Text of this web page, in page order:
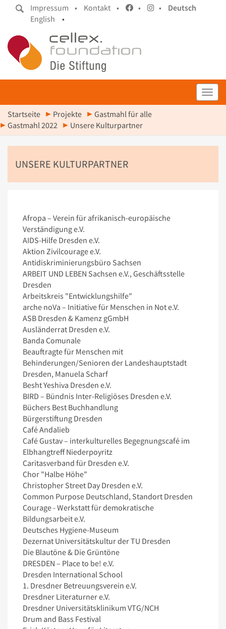
Impressum • Kontakt • • •
Deutsch
English
•
Startseite Projekte
Gastmahl für alle
Gastmahl 2022
Unsere Kulturpartner
UNSERE KULTURPARTNER
Afropa – Verein für afrikanisch-europäische
Verständigung e.V.
AIDS-Hilfe Dresden e.V.
Aktion Zivilcourage e.V.
Antidiskriminierungsbüro Sachsen
ARBEIT UND LEBEN Sachsen e.V., Geschäftsstelle
Dresden
Arbeitskreis "Entwicklungshilfe"
arche noVa – Initiative für Menschen in Not e.V.
ASB Dresden & Kamenz gGmbH
Ausländerrat Dresden e.V.
Banda Comunale
Beauftragte für Menschen mit
Behinderungen/Senioren der Landeshauptstadt
Dresden, Manuela Scharf
Besht Yeshiva Dresden e.V.
BIRD – Bündnis Inter-Religiöses Dresden e.V.
Büchers Best Buchhandlung
Bürgerstiftung Dresden
Café Andalieb
Café Gustav – interkulturelles Begegnungscafé im
Elbhangtreff Niederpoyritz
Caritasverband für Dresden e.V.
Chor "Halbe Höhe"
Christopher Street Day Dresden e.V.
Common Purpose Deutschland, Standort Dresden
Courage - Werkstatt für demokratische
Bildungsarbeit e.V.
Deutsches Hygiene-Museum
Dezernat Universitätskultur der TU Dresden
Die Blautöne & Die Grüntöne
DRESDEN – Place to be! e.V.
Dresden International School
1. Dresdner Betreuungsverein e.V.
Dresdner Literaturner e.V.
Dresdner Universitätsklinikum VTG/NCH
Drum and Bass Festival